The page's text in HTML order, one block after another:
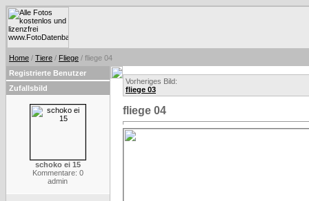
Home / Tiere / Fliege / fliege 04
Registrierte Benutzer
Zufallsbild
schoko ei 15
Kommentare: 0
admin
Vorheriges Bild:
fliege 03
fliege 04